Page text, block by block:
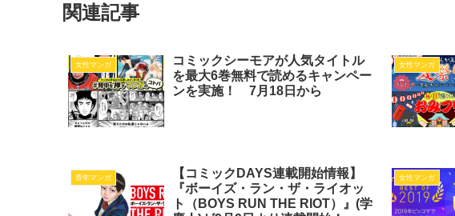
関連記事
女性マンガ
コミックシーモアが人気タイトル
を最大6巻無料で読めるキャンペー
ンを実施！ 7月18日から
女性マンガ
青年マンガ
【コミックDAYS連載開始情報】
『ボーイズ・ラン・ザ・ライオッ
ト（BOYS RUN THE RIOT）』(学
女性マンガ